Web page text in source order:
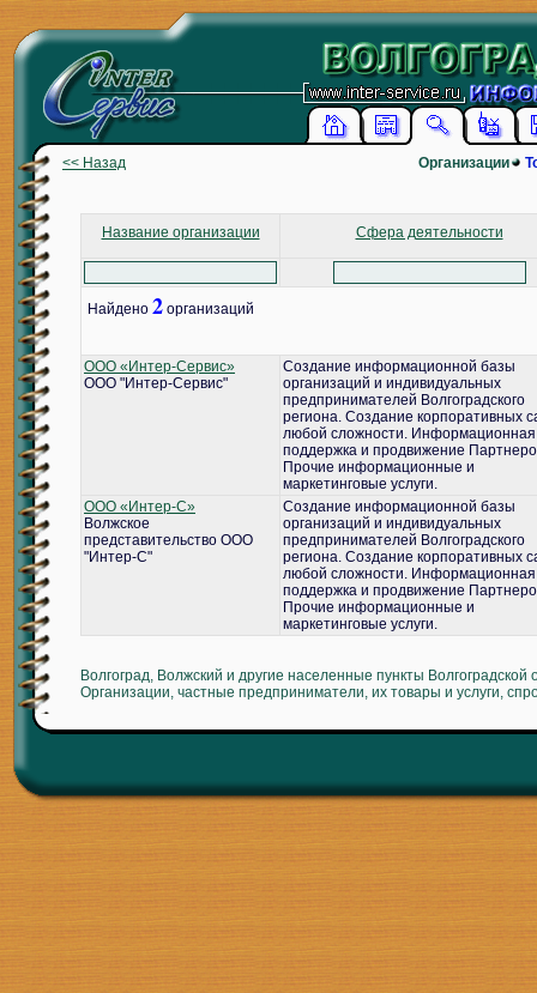
<< Назад Организации
Название организации Сфера деятельности
Найдено 2 организаций
ООО «Интер-Сервис»
ООО "Интер-Сервис"
Создание информационной базы
организаций и индивидуальных
предпринимателей Волгоградского
региона. Создание корпоративных
любой сложности. Информационная
поддержка и продвижение
Прочие информационные и
маркетинговые услуги.
ООО «Интер-С»
Волжское
представительство ООО
"Интер-С"
Создание информационной базы
организаций и индивидуальных
предпринимателей Волгоградского
региона. Создание корпоративных
любой сложности. Информационная
поддержка и продвижение
Прочие информационные и
маркетинговые услуги.
Волгоград, Волжский и другие населенные пункты Волгоградской
Организации, частные предприниматели, их товары и услуги,